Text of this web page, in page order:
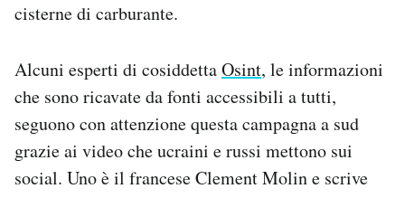
cisterne di carburante.
Alcuni esperti di cosiddettaOsint, le informazioni
che sono ricavate da fonti accessibili a tutti,
seguono con attenzione questa campagna a sud
grazie ai video che ucraini e russi mettono sui
social. Uno è il francese Clement Molin e scrive